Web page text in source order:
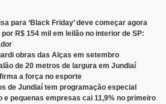
para ‘Black Friday’ deve começar agora
R$ 154 mil em leilão no interior de SP:
obras das Alças em setembro
de 20 metros de largura em Jundiaí
a força no esporte
de Jundiaí tem programação especial
e pequenas empresas cai 11,9% no primeiro